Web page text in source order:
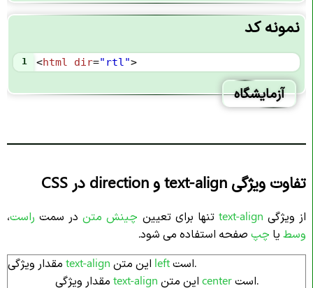
نمونه کد
1 <html dir="rtl">
آزمایشگاه
تفاوت ویژگی text-align و direction در CSS
از ویژگی text-align تنها برای تعیین چینش متن در سمت راست،
وسط یا چپ صفحه استفاده می‌ شود.
text-align left
است.
مقدار ویژگی text-align center
است.